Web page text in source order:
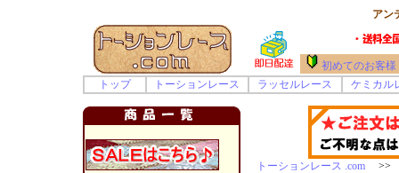
アン
初めてのお客様
トップ
トーションレース ラッセルレース ケミカル
トーションレース .com>> ア